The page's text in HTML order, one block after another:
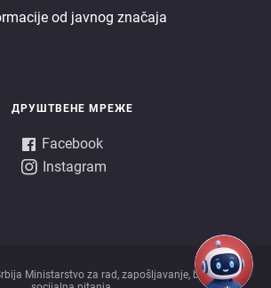
od javnog značaja
ДРУШТВЕНЕ МРЕЖЕ
Facebook
Instagram
Ministarstvo za rad, zapošljavanje, boračka i